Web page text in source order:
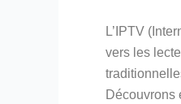
L’IPTV
vers les
Découvrons